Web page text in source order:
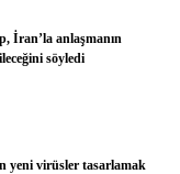
İran’la anlaşmanın
söyledi
yeni virüsler tasarlamak